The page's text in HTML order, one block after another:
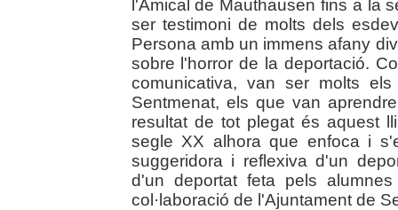
l'Amical de Mauthausen fins a la
ser testimoni de molts dels
Persona amb un immens afany
sobre l'horror de la deportació.
comunicativa, van ser molts
Sentmenat, els que van
resultat de tot plegat és aquest
segle XX alhora que enfoca i
suggeridora i reflexiva d'un
d'un deportat feta pels
col·laboració de l'Ajuntament de